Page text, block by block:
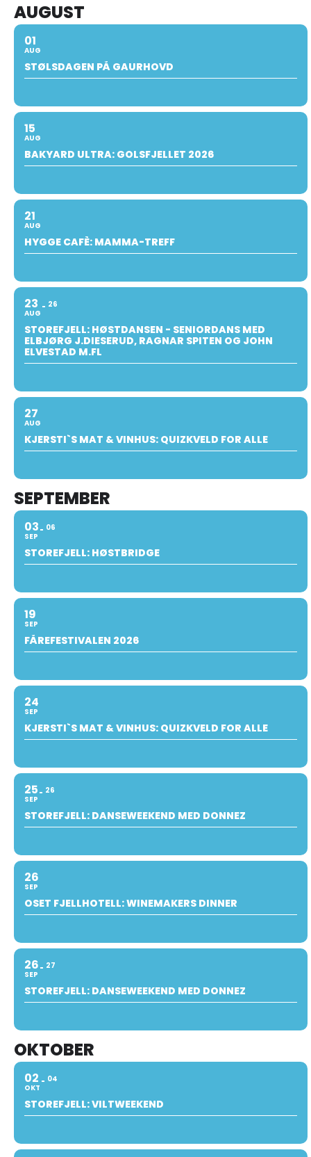
AUGUST
01
AUG
STØLSDAGEN PÅ GAURHOVD
15
AUG
BAKYARD ULTRA: GOLSFJELLET 2026
21
AUG
HYGGE CAFÈ: MAMMA-TREFF
23
AUG
26
STOREFJELL: HØSTDANSEN - SENIORDANS MED
ELBJØRG J.DIESERUD, RAGNAR SPITEN OG JOHN
ELVESTAD M.FL
27
AUG
KJERSTI`S MAT & VINHUS: QUIZKVELD FOR ALLE
SEPTEMBER
03
SEP
06
STOREFJELL: HØSTBRIDGE
19
SEP
FÅREFESTIVALEN 2026
24
SEP
KJERSTI`S MAT & VINHUS: QUIZKVELD FOR ALLE
25
SEP
26
STOREFJELL: DANSEWEEKEND MED DONNEZ
26
SEP
OSET FJELLHOTELL: WINEMAKERS DINNER
26
SEP
27
STOREFJELL: DANSEWEEKEND MED DONNEZ
OKTOBER
02
OKT
04
STOREFJELL: VILTWEEKEND